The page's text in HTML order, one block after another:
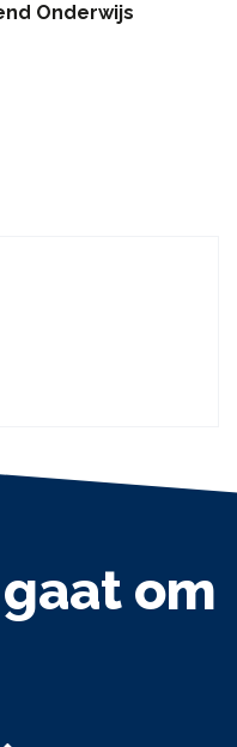
Onderwijs
om